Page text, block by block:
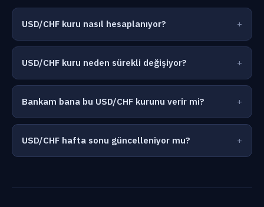
USD/CHF kuru nasıl hesaplanıyor?
USD/CHF kuru neden sürekli değişiyor?
Bankam bana bu USD/CHF kurunu verir mi?
USD/CHF hafta sonu güncelleniyor mu?